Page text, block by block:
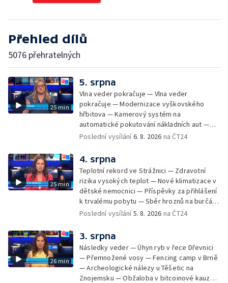
Přehled dílů
5076 přehratelných
25 min
5. srpna
Vlna veder pokračuje — Vlna veder
pokračuje — Modernizace vyškovského
hřbitova — Kamerový systém na
automatické pokutování nákladních aut —
Demolice vyhořelé budovy ve Zlíně — Případ
stadionu na Vyškovsku — Výstraha před
bouřkami — Brno hostí Mezinárodní kytarový
festival — Očkování po kousnutí netopýrem
Poslední vysílání6. 8. 2026 na ČT24
25 min
4. srpna
Teplotní rekord ve Strážnici — Zdravotní
rizika vysokých teplot — Nové klimatizace v
dětské nemocnici — Příspěvky za přihlášení
k trvalému pobytu — Sběr hroznů na burčák
— Dokončení oprav vedení — Skončil termín
vody v obcích — Vyschlá koryta potoků —
Sdílení strážníků na Brněnsku
Poslední vysílání5. 8. 2026 na ČT24
26 min
3. srpna
Následky veder — Úhyn ryb v řece Dřevnici
— Přemnožené vosy — Fencing camp v Brně
— Archeologické nálezy u Těšetic na
Znojemsku — Obžaloba v bitcoinové kauze